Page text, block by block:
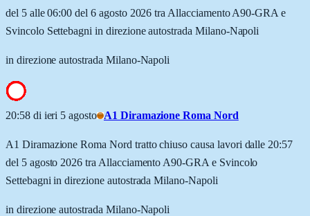
del 5 alle 06:00 del 6 agosto 2026 tra Allacciamento A90-GRA e
Svincolo Settebagni in direzione autostrada Milano-Napoli
in direzione autostrada Milano-Napoli
20:58 di ieri 5 agosto A1 Diramazione Roma Nord
A1 Diramazione Roma Nord tratto chiuso causa lavori dalle 20:57
del 5 agosto 2026 tra Allacciamento A90-GRA e Svincolo
Settebagni in direzione autostrada Milano-Napoli
in direzione autostrada Milano-Napoli